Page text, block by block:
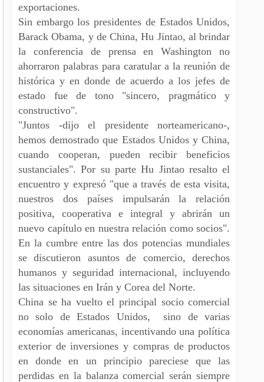
exportaciones.
Sin embargo los presidentes de Estados Unidos,
Barack Obama, y de China, Hu Jintao, al brindar
la conferencia de prensa en Washington no
ahorraron palabras para caratular a la reunión de
histórica y en donde de acuerdo a los jefes de
estado fue de tono "sincero, pragmático y
constructivo".
"Juntos -dijo el presidente norteamericano-,
hemos demostrado que Estados Unidos y China,
cuando cooperan, pueden recibir beneficios
sustanciales". Por su parte Hu Jintao resalto el
encuentro y expresó "que a través de esta visita,
nuestros dos países impulsarán la relación
positiva, cooperativa e integral y abrirán un
nuevo capítulo en nuestra relación como socios".
En la cumbre entre las dos potencias mundiales
se discutieron asuntos de comercio, derechos
humanos y seguridad internacional, incluyendo
las situaciones en Irán y Corea del Norte.
China se ha vuelto el principal socio comercial
no solo de Estados Unidos, sino de varias
economías americanas, incentivando una política
exterior de inversiones y compras de productos
en donde en un principio pareciese que las
perdidas en la balanza comercial serán siempre